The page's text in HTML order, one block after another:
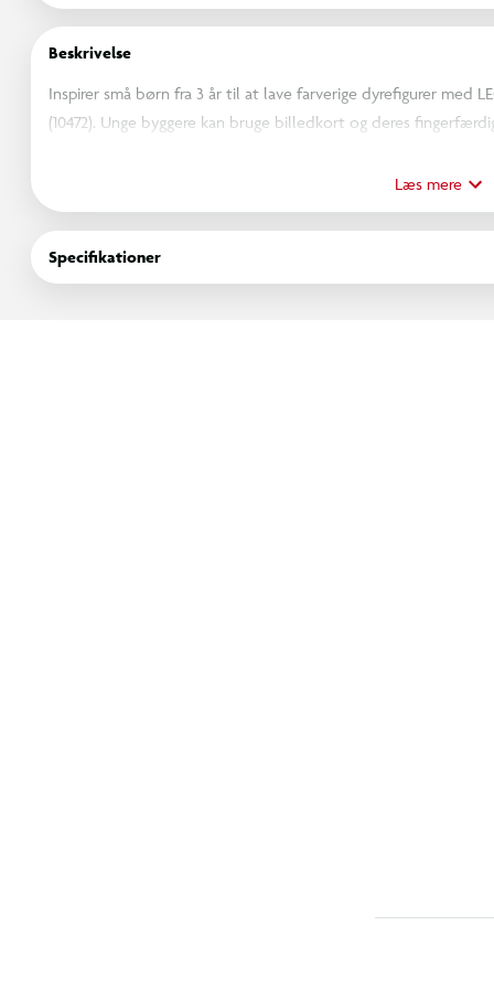
Beskrivelse
Inspirer små børn fra 3 år til at lave farverige dyrefigurer med
(10472). Unge byggere kan bruge billedkort og deres
Læringslegetøjet omfatter kort med byggeinspiration på hver
vilde dyr på én gang. De kan vende kortene om for at se,
dyr. Byt derefter om på top- og bundkortene for at finde sjove
Læs mere
Specifikationer